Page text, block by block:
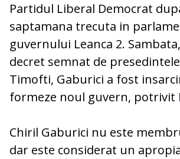
Partidul Liberal Democrat
saptamana trecuta in
guvernului Leanca 2.
decret semnat de
Timofti, Gaburici a fost
formeze noul guvern, potrivit
Chiril Gaburici nu este
dar este considerat un